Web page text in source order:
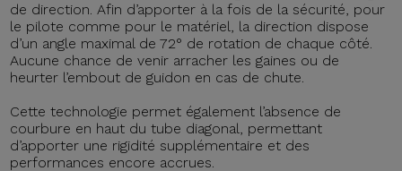
de direction. Afin d’apporter à la fois de la sécurité, pour
le pilote comme pour le matériel, la direction dispose
d’un angle maximal de 72° de rotation de chaque côté.
Aucune chance de venir arracher les gaines ou de
heurter l’embout de guidon en cas de chute.
Cette technologie permet également l’absence de
courbure en haut du tube diagonal, permettant
d’apporter une rigidité supplémentaire et des
performances encore accrues.